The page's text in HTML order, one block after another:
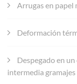
Arrugas en papel
Deformación
Despegado en
intermedia